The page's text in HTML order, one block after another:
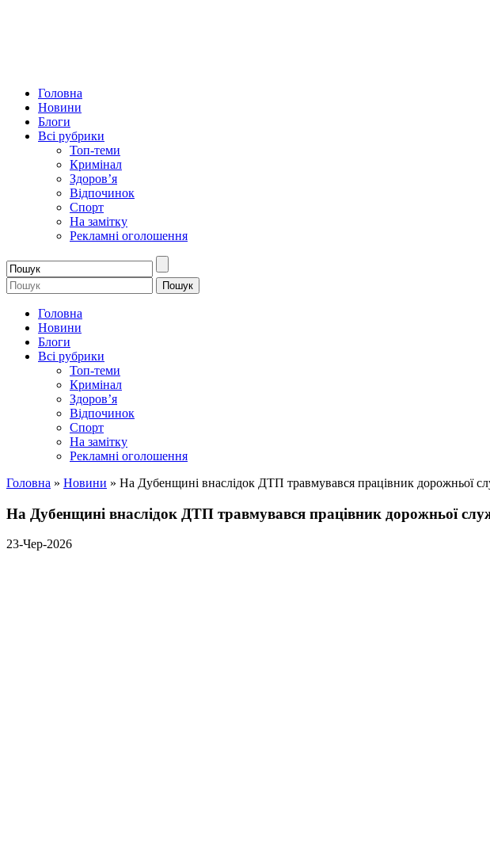
Головна
Новини
Блоги
Всі рубрики
Топ-теми
Кримінал
Здоров’я
Відпочинок
Спорт
На замітку
Рекламні оголошення
Головна
Новини
Блоги
Всі рубрики
Топ-теми
Кримінал
Здоров’я
Відпочинок
Спорт
На замітку
Рекламні оголошення
Головна » Новини » На Дубенщині внаслідок ДТП травмувався працівник дорожньої
На Дубенщині внаслідок ДТП травмувався працівник дорожньої
23-Чер-2026